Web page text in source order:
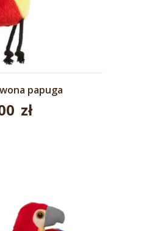
papuga
zł